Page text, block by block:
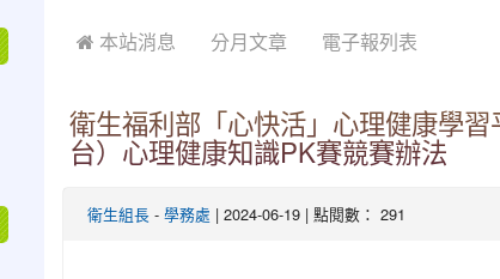
 本站消息 分月文章 電子報列表
衛生福利部「心快活」心理健康學
台）心理健康知識PK賽競賽辦法
衛生組長 - 學務處 | 2024-06-19 | 點閱數： 291